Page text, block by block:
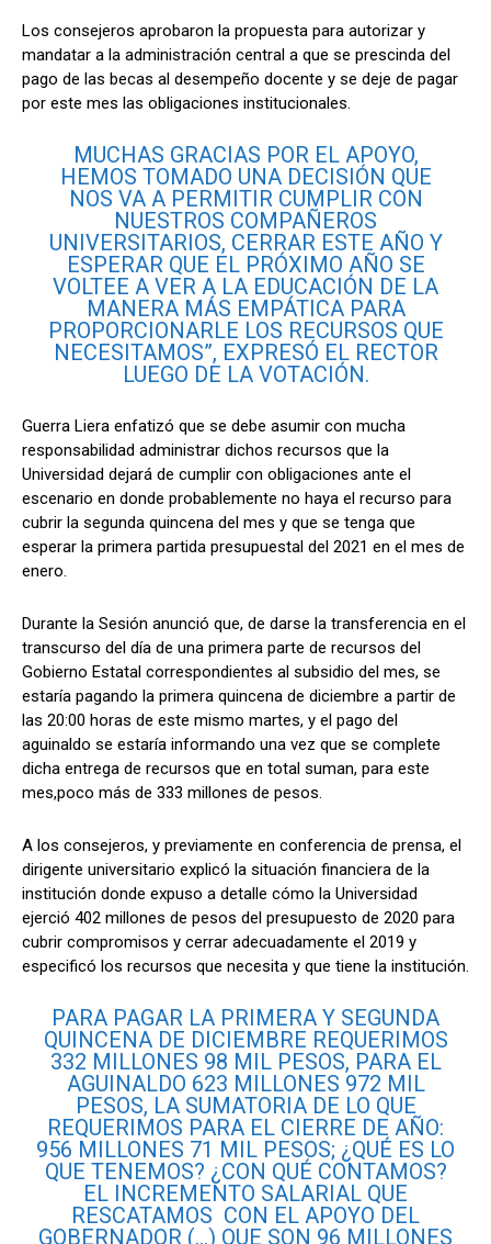
Los consejeros aprobaron la propuesta para autorizar y
mandatar a la administración central a que se prescinda del
pago de las becas al desempeño docente y se deje de pagar
por este mes las obligaciones institucionales.
MUCHAS GRACIAS POR EL APOYO,
HEMOS TOMADO UNA DECISIÓN QUE
NOS VA A PERMITIR CUMPLIR CON
NUESTROS COMPAÑEROS
UNIVERSITARIOS, CERRAR ESTE AÑO Y
ESPERAR QUE EL PRÓXIMO AÑO SE
VOLTEE A VER A LA EDUCACIÓN DE LA
MANERA MÁS EMPÁTICA PARA
PROPORCIONARLE LOS RECURSOS QUE
NECESITAMOS”, EXPRESÓ EL RECTOR
LUEGO DE LA VOTACIÓN.
Guerra Liera enfatizó que se debe asumir con mucha
responsabilidad administrar dichos recursos que la
Universidad dejará de cumplir con obligaciones ante el
escenario en donde probablemente no haya el recurso para
cubrir la segunda quincena del mes y que se tenga que
esperar la primera partida presupuestal del 2021 en el mes de
enero.
Durante la Sesión anunció que, de darse la transferencia en el
transcurso del día de una primera parte de recursos del
Gobierno Estatal correspondientes al subsidio del mes, se
estaría pagando la primera quincena de diciembre a partir de
las 20:00 horas de este mismo martes, y el pago del
aguinaldo se estaría informando una vez que se complete
dicha entrega de recursos que en total suman, para este
mes,poco más de 333 millones de pesos.
A los consejeros, y previamente en conferencia de prensa, el
dirigente universitario explicó la situación financiera de la
institución donde expuso a detalle cómo la Universidad
ejerció 402 millones de pesos del presupuesto de 2020 para
cubrir compromisos y cerrar adecuadamente el 2019 y
especificó los recursos que necesita y que tiene la institución.
PARA PAGAR LA PRIMERA Y SEGUNDA
QUINCENA DE DICIEMBRE REQUERIMOS
332 MILLONES 98 MIL PESOS, PARA EL
AGUINALDO 623 MILLONES 972 MIL
PESOS, LA SUMATORIA DE LO QUE
REQUERIMOS PARA EL CIERRE DE AÑO:
956 MILLONES 71 MIL PESOS; ¿QUÉ ES LO
QUE TENEMOS? ¿CON QUÉ CONTAMOS?
EL INCREMENTO SALARIAL QUE
RESCATAMOS CON EL APOYO DEL
GOBERNADOR (…) QUE SON 96 MILLONES